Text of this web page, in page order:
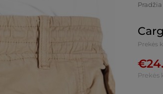
Pradžia
Prekės
€
Prekės